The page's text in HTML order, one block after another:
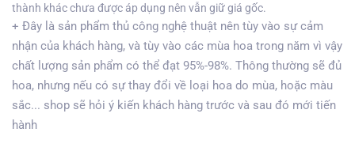
thành khác chưa được áp dụng nên vẫn giữ giá gốc.
+ Đây là sản phẩm thủ công nghệ thuật nên tùy vào sự cảm
nhận của khách hàng, và tùy vào các mùa hoa trong năm vì vậy
chất lượng sản phẩm có thể đạt 95%-98%. Thông thường sẽ đủ
hoa, nhưng nếu có sự thay đổi về loại hoa do mùa, hoặc màu
sắc... shop sẽ hỏi ý kiến khách hàng trước và sau đó mới tiến
hành